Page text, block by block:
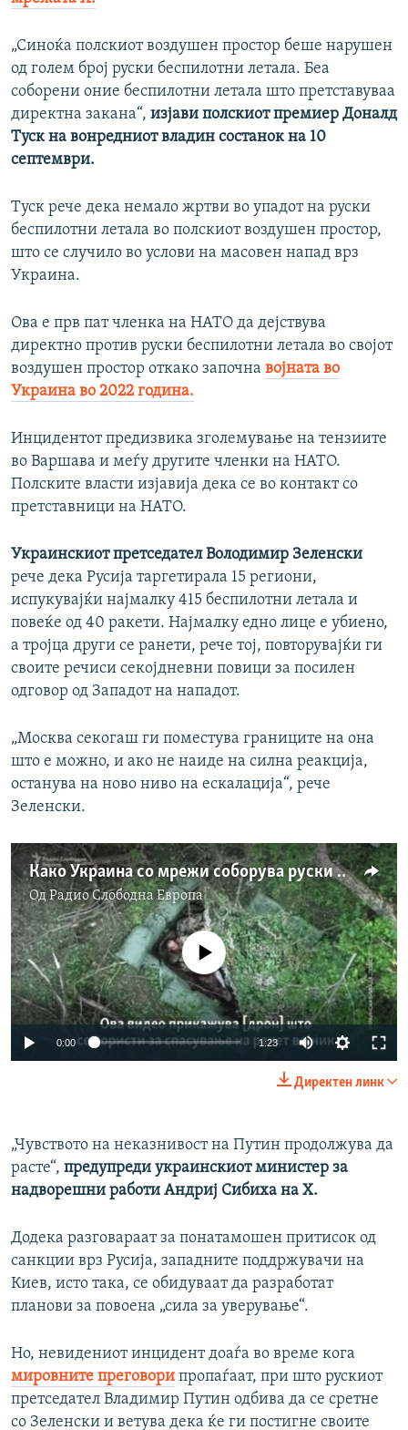
„Синоќа полскиот воздушен простор беше нарушен
од голем број руски беспилотни летала. Беа
соборени оние беспилотни летала што претставуваа
директна закана“, изјави полскиот премиер Доналд
Туск на вонредниот владин состанок на 10
септември.
Туск рече дека немало жртви во упадот на руски
беспилотни летала во полскиот воздушен простор,
што се случило во услови на масовен напад врз
Украина.
Ова е прв пат членка на НАТО да дејствува
директно против руски беспилотни летала во својот
воздушен простор откако започна војната во
Украина во 2022 година.
Инцидентот предизвика зголемување на тензиите
во Варшава и меѓу другите членки на НАТО.
Полските власти изјавија дека се во контакт со
претставници на НАТО.
Украинскиот претседател Володимир Зеленски
рече дека Русија таргетирала 15 региони,
испукувајќи најмалку 415 беспилотни летала и
повеќе од 40 ракети. Најмалку едно лице е убиено,
а тројца други се ранети, рече тој, повторувајќи ги
своите речиси секојдневни повици за посилен
одговор од Западот на нападот.
„Москва секогаш ги поместува границите на она
што е можно, и ако не наиде на силна реакција,
останува на ново ниво на ескалација“, рече
Зеленски.
Како Украина со мрежи соборува руски дронови
ОдРадио Слободна Eвропа
720p 1080p
No media source currently available
0:00 1:23 Auto
720p
1080p
Директен линк
„Чувството на неказнивост на Путин продолжува да
расте“, предупреди украинскиот министер за
надворешни работи Андриј Сибиха на X.
Додека разговараат за понатамошен притисок од
санкции врз Русија, западните поддржувачи на
Киев, исто така, се обидуваат да разработат
планови за повоена „сила за уверување“.
Но, невидениот инцидент доаѓа во време кога
мировните преговори пропаѓаат, при што рускиот
претседател Владимир Путин одбива да се сретне
со Зеленски и ветува дека ќе ги постигне своите